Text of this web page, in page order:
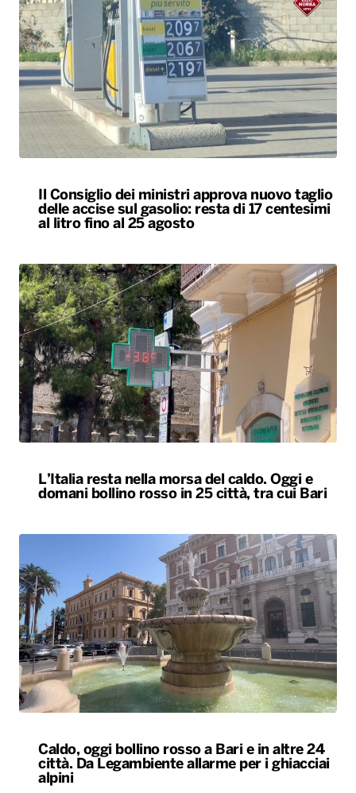
Il Consiglio dei ministri approva nuovo taglio
delle accise sul gasolio: resta di 17 centesimi
al litro fino al 25 agosto
L’Italia resta nella morsa del caldo. Oggi e
domani bollino rosso in 25 città, tra cui Bari
Caldo, oggi bollino rosso a Bari e in altre 24
città. Da Legambiente allarme per i ghiacciai
alpini